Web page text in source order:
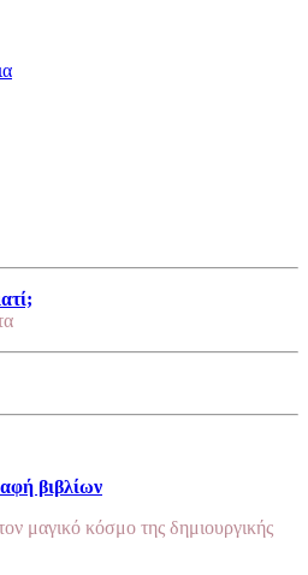
βιβλίων
μαγικό κόσμο της δημιουργικής